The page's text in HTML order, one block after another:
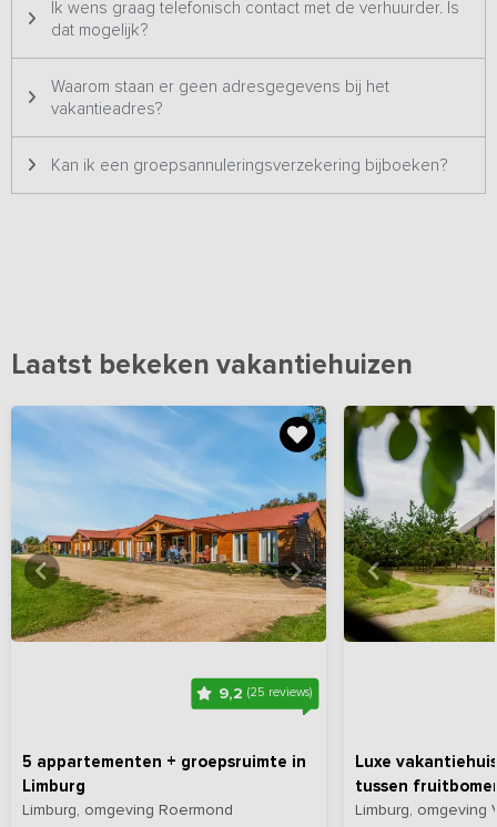
Ik wens graag telefonisch contact met de verhuurder. Is
dat mogelijk?
Waarom staan er geen adresgegevens bij het
vakantieadres?
Kan ik een groepsannuleringsverzekering bijboeken?
Laatst bekeken vakantiehuizen
9,2 (25 reviews)
5 appartementen + groepsruimte in
Limburg
Limburg, omgeving Roermond
Bekijkhieralle foto's
Luxe
tussen
Limburg, omgeving
Bekijk